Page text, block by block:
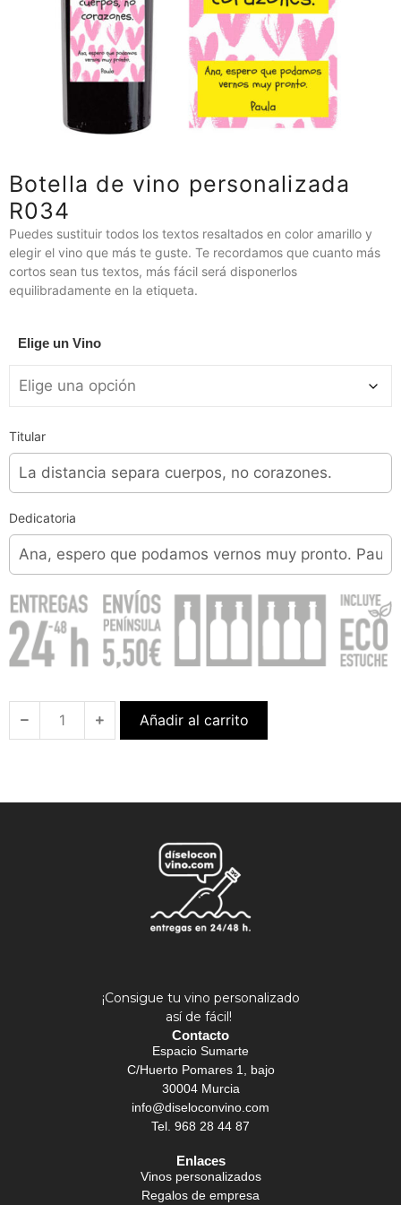
Botella de vino personalizada
R034
Puedes sustituir todos los textos resaltados en color amarillo y
elegir el vino que más te guste. Te recordamos que cuanto más
cortos sean tus textos, más fácil será disponerlos
equilibradamente en la etiqueta.
Elige un Vino
Titular
Dedicatoria
Añadir al carrito
¡Consigue tu vino personalizado
así de fácil!
Contacto
Espacio Sumarte
C/Huerto Pomares 1, bajo
30004 Murcia
info@diseloconvino.com
Tel. 968 28 44 87
Enlaces
Vinos personalizados
Regalos de empresa